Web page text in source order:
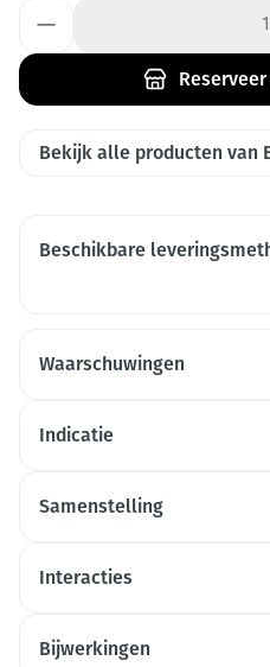
Reserveer
Bekijk alle producten van
Beschikbare
Waarschuwingen
Indicatie
Samenstelling
Interacties
Bijwerkingen